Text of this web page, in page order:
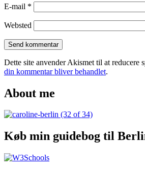
E-mail *
Websted
Dette site anvender Akismet til at reducere
din kommentar bliver behandlet.
About me
Køb min guidebog til